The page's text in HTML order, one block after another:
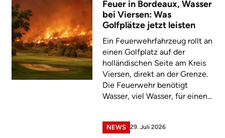
Feuer in Bordeaux, Wasser
bei Viersen: Was
Golfplätze jetzt leisten
Ein Feuerwehrfahrzeug rollt an
einen Golfplatz auf der
holländischen Seite am Kreis
Viersen, direkt an der Grenze.
Die Feuerwehr benötigt
Wasser, viel Wasser, für einen...
NEWS 29. Juli 2026